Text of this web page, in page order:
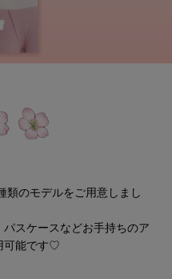
類のモデルをご用意しまし
スケースなどお手持ちのア
可能です♡